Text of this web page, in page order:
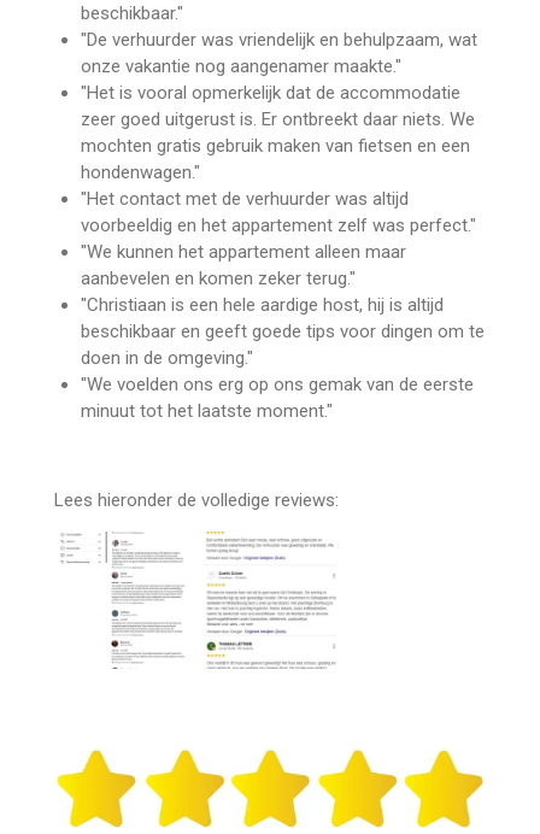
beschikbaar."
"De verhuurder was vriendelijk en behulpzaam, wat
onze vakantie nog aangenamer maakte."
"Het is vooral opmerkelijk dat de accommodatie
zeer goed uitgerust is. Er ontbreekt daar niets. We
mochten gratis gebruik maken van fietsen en een
hondenwagen."
"Het contact met de verhuurder was altijd
voorbeeldig en het appartement zelf was perfect."
"We kunnen het appartement alleen maar
aanbevelen en komen zeker terug."
"Christiaan is een hele aardige host, hij is altijd
beschikbaar en geeft goede tips voor dingen om te
doen in de omgeving."
"We voelden ons erg op ons gemak van de eerste
minuut tot het laatste moment."
Lees hieronder de volledige reviews: